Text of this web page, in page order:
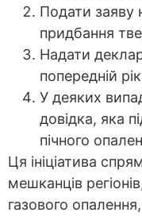
Подати заяву
придбання
Надати
попередній
У деяких
довідка, яка
пічного
Ця ініціатива
мешканців
газового